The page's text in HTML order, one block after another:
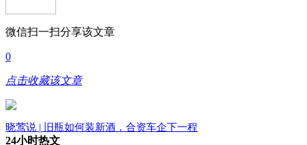
微信扫一扫分享该文章
0
点击收藏该文章
晓莺说 | 旧瓶如何装新酒，合资车企下一程
24小时热文